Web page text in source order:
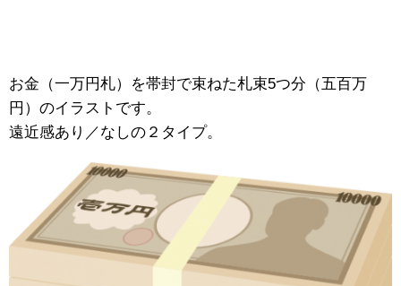
お金（一万円札）を帯封で束ねた札束5つ分（五百万
円）のイラストです。
遠近感あり／なしの２タイプ。